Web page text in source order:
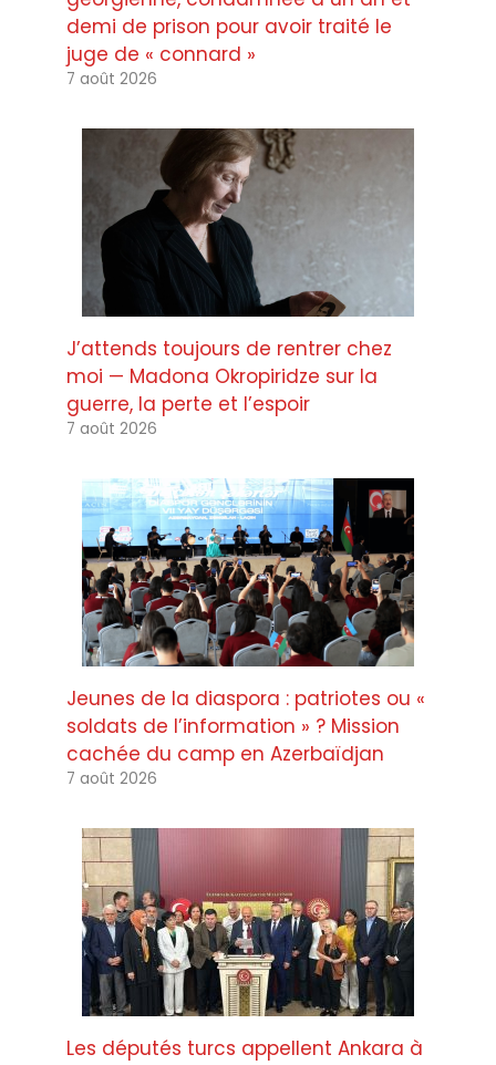
demi de prison pour avoir traité le
juge de « connard »
7 août 2026
J’attends toujours de rentrer chez
moi — Madona Okropiridze sur la
guerre, la perte et l’espoir
7 août 2026
Jeunes de la diaspora : patriotes ou «
soldats de l’information » ? Mission
cachée du camp en Azerbaïdjan
7 août 2026
Les députés turcs appellent Ankara à